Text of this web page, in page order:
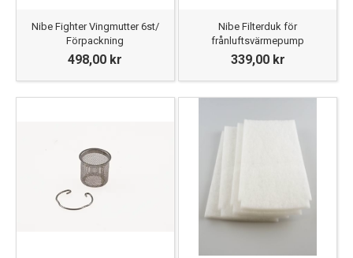
Nibe Fighter Vingmutter 6st/
Förpackning
498,00 kr
Nibe Filterduk för
frånluftsvärmepump
339,00 kr